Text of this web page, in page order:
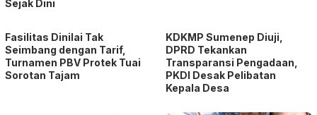
Sejak Dini
Fasilitas Dinilai Tak
Seimbang dengan Tarif,
Turnamen PBV Protek Tuai
Sorotan Tajam
KDKMP Sumenep Diuji,
DPRD Tekankan
Transparansi Pengadaan,
PKDI Desak Pelibatan
Kepala Desa